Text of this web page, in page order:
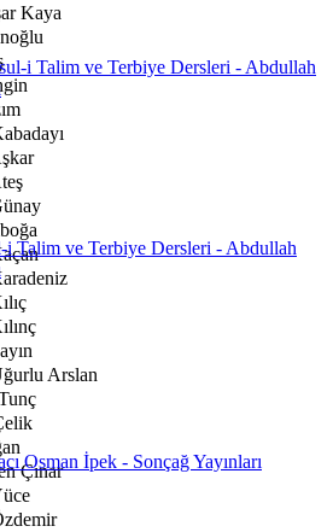
Kaya
Arslan
Çınar
i Talim ve Terbiye Dersleri - Abdullah